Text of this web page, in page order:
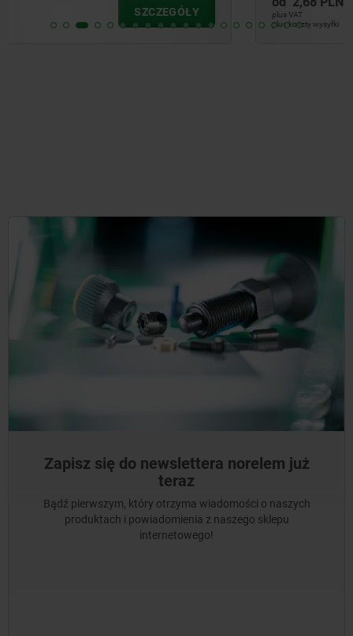
plus koszty wysyłki
SZCZEGÓŁY
Zapisz się do newslettera norelem już
teraz
Bądź pierwszym, który otrzyma wiadomości o naszych
produktach i powiadomienia z naszego sklepu
internetowego!